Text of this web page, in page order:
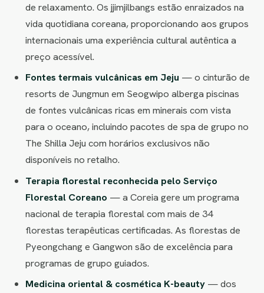
de relaxamento. Os jjimjilbangs estão enraizados na
vida quotidiana coreana, proporcionando aos grupos
internacionais uma experiência cultural autêntica a
preço acessível.
Fontes termais vulcânicas em Jeju — o cinturão de
resorts de Jungmun em Seogwipo alberga piscinas
de fontes vulcânicas ricas em minerais com vista
para o oceano, incluindo pacotes de spa de grupo no
The Shilla Jeju com horários exclusivos não
disponíveis no retalho.
Terapia florestal reconhecida pelo Serviço
Florestal Coreano — a Coreia gere um programa
nacional de terapia florestal com mais de 34
florestas terapêuticas certificadas. As florestas de
Pyeongchang e Gangwon são de excelência para
programas de grupo guiados.
Medicina oriental & cosmética K-beauty— dos